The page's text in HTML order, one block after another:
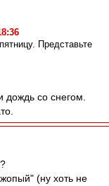
Представьте
со снегом.
(ну хоть не